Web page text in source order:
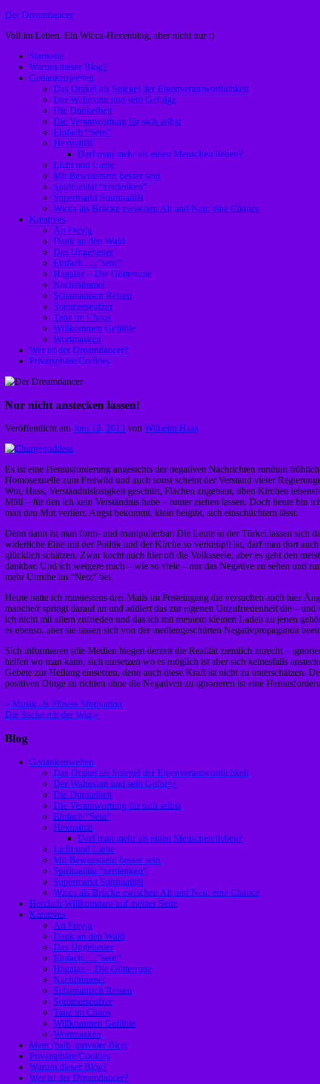
Zum
springen
Der Dreamdancer
Voll im Leben. Ein Wicca-Hexenblog, aber nicht nur :)
Startseite
Warum dieser Blog?
Gedankenwelten
Das Orakel als Spiegel der Eigenverantwortlichkeit
Der Wahnsinn und sein Gefolge
Die Dunkelheit
Die Verantwortung für sich selbst
Einfach “Sein”
Hexualität
Darf man mehr als einen Menschen lieben?
Licht und Liebe
Mit Bewusstsein besser sein
Spiritualität “zerdenken”
Supermarkt Spiritualität
Wicca als Brücke zwischen Alt und Neu: eine Chance
Kreatives
An Freyja
Dank an den Wald
Das Ungeheuer
Einfach…..”sein”
Hagalaz – Die Götterrune
Nachthimmel
Schamanisch Reisen
Sommerseufzer
Tanz im Chaos
Willkommen Gefühle
Wortmasken
Wer ist der Dreamdancer?
Privatsphäre/Cookies
Nur nicht anstecken lassen!
Veröffentlicht am Juni 12, 2013 von Wilhelm Haas
Es ist eine Herausforderung angesichts der negativen Nachrichten rundum
Homosexuelle zum Freiwild und auch sonst scheint der Verstand vieler
Wut, Hass, Verständnislosigkeit geschürt, Flächen zugebaut, üben Kirchen
Müll – für den ich kein Verständnis habe – runter ziehen lassen. Doch heute bin
man den Mut verliert, Angst bekommt, klein beigibt, sich einschüchtern lässt.
Denn dann ist man form- und manipulierbar. Die Leute in der Türkei lassen sich
widerliche Elite mit der Politik und der Kirche so verknüpft ist, darf man dort
glücklich schätzen. Zwar kocht auch hier oft die Volksseele, aber es geht den
dankbar. Und ich weigere mich – wie so viele – nur das Negative zu sehen und
mehr Unruhe im “Netz” bei.
Heute hatte ich mindestens drei Mails im Posteingang die versuchen auch hier
manche/r springt darauf an und addiert das zur eigenen Unzufriedenheit die –
ich nicht mit allem zufrieden und das ich mit meinem kleinen Laden zu jenen
es ebenso, aber sie lassen sich von der mediengeschürten Negativpropaganda
Sich informieren (die Medien biegen derzeit die Realität ziemlich zurecht –
helfen wo man kann, sich einsetzen wo es möglich ist aber sich keinesfalls
Gebete zur Heilung einsetzen, denn auch diese Kraft ist nicht zu
positiven Dinge zu richten ohne die Negativen zu ignorieren ist eine
Beitragsnavigation
« Musik als Fitness Motivation
Die Sache mit der Wut »
Blog
Gedankenwelten
Das Orakel als Spiegel der Eigenverantwortlichkeit
Der Wahnsinn und sein Gefolge
Die Dunkelheit
Die Verantwortung für sich selbst
Einfach “Sein”
Hexualität
Darf man mehr als einen Menschen lieben?
Licht und Liebe
Mit Bewusstsein besser sein
Spiritualität “zerdenken”
Supermarkt Spiritualität
Wicca als Brücke zwischen Alt und Neu: eine Chance
Herzlich Willkommen auf meiner Seite
Kreatives
An Freyja
Dank an den Wald
Das Ungeheuer
Einfach…..”sein”
Hagalaz – Die Götterrune
Nachthimmel
Schamanisch Reisen
Sommerseufzer
Tanz im Chaos
Willkommen Gefühle
Wortmasken
Mein (halb-)privater Blog
Privatsphäre/Cookies
Warum dieser Blog?
Wer ist der Dreamdancer?